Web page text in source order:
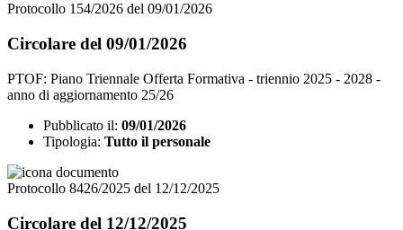
Protocollo 154/2026 del 09/01/2026
Circolare del 09/01/2026
PTOF: Piano Triennale Offerta Formativa - triennio 2025 - 2028 -
anno di aggiornamento 25/26
Pubblicato il: 09/01/2026
Tipologia: Tutto il personale
Protocollo 8426/2025 del 12/12/2025
Circolare del 12/12/2025